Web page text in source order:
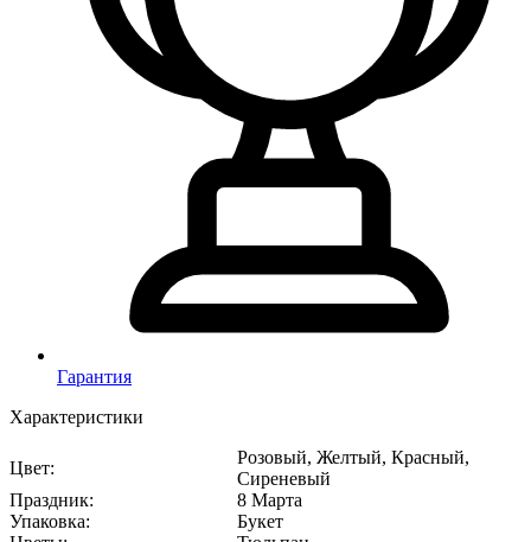
Гарантия
Характеристики
Цвет:
Розовый, Желтый, Красный,
Сиреневый
Праздник:
8 Марта
Упаковка:
Букет